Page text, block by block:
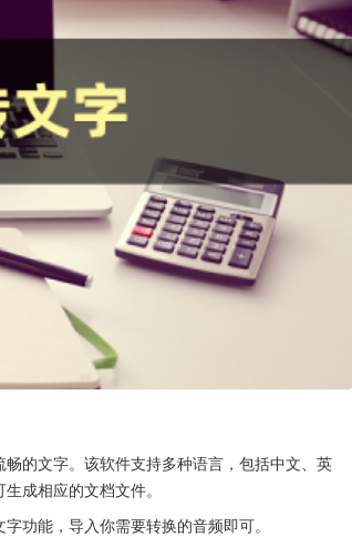
的文字。该软件支持多种语言，包括中文、英
成相应的文档文件。
功能，导入你需要转换的音频即可。